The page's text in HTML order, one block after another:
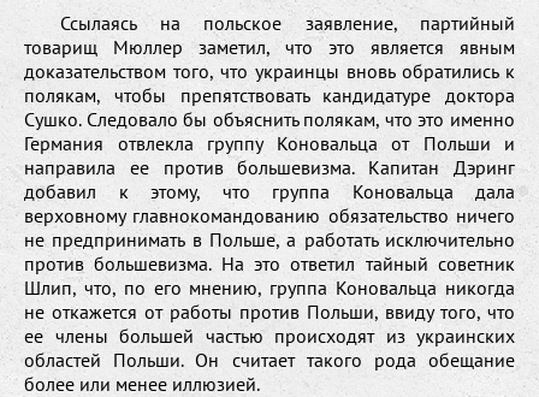
Ссылаясь на польское заявление, партийный
товарищ Мюллер заметил, что это является явным
доказательством того, что украинцы вновь обратились к
полякам, чтобы препятствовать кандидатуре доктора
Сушко. Следовало бы объяснить полякам, что это именно
Германия отвлекла группу Коновальца от Польши и
направила ее против большевизма. Капитан Дэринг
добавил к этому, что группа Коновальца дала
верховному главнокомандованию обязательство ничего
не предпринимать в Польше, а работать исключительно
против большевизма. На это ответил тайный советник
Шлип, что, по его мнению, группа Коновальца никогда
не откажется от работы против Польши, ввиду того, что
ее члены большей частью происходят из украинских
областей Польши. Он считает такого рода обещание
более или менее иллюзией.